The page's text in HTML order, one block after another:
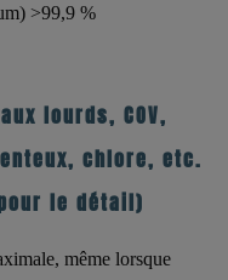
>99,9 %
lourds, COV,
chlore, etc.
le détail)
, même lorsque